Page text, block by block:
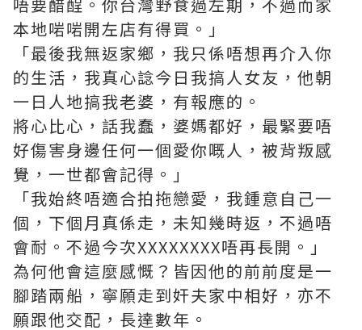
本地啱啱開左店有得買。」
「最後我無返家鄉，我只係唔想再介入你
的生活，我真心諗今日我搞人女友，他朝
一日人地搞我老婆，有報應的。
將心比心，話我蠢，婆媽都好，最緊要唔
好傷害身邊任何一個愛你嘅人，被背叛感
覺，一世都會記得。」
「我始終唔適合拍拖戀愛，我鍾意自己一
個，下個月真係走，未知幾時返，不過唔
會耐。不過今次XXXXXXXX唔再長開。」
為何他會這麼感慨？皆因他的前前度是一
腳踏兩船，寧願走到奸夫家中相好，亦不
願跟他交配，長達數年。